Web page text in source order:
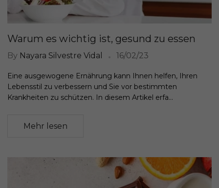
Warum es wichtig ist, gesund zu essen
By Nayara Silvestre Vidal 16/02/23
Eine ausgewogene Ernährung kann Ihnen helfen, Ihren
Lebensstil zu verbessern und Sie vor bestimmten
Krankheiten zu schützen. In diesem Artikel erfa...
Mehr lesen